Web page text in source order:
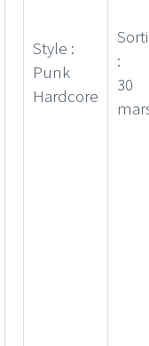
Style :
Punk
Hardcore
:
30